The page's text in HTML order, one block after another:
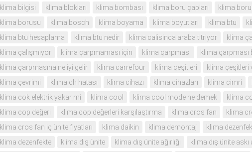
klima bilgisi
klima blokları klima bombası klima boru çapları
klima
klima borusu
klima bosch klima boyama klima boyutları klima btu
klima btu hesaplama
klima btu nedir klima calisinca araba titriyor
klima
klima çalışmıyor
klima çarpmaması için klima çarpması
klima çarpması
klima çarpmasına ne iyi gelir
klima carrefour klima çeşitleri
klima çeşitleri
klima çevrimi
klima ch hatası klima cihazı klima cihazları klima cimri
klima cok elektrik yakar mi
klima cool klima cool mode ne demek
klima
klima cop değeri
klima cop değerleri karşılaştırma klima cros fan
klima
klima cros fan iç ünite fiyatları
klima daikin klima demontaj
klima
klima dezenfekte
klima dış ünite klima dış ünite ağırlığı
klima dış ünite askı